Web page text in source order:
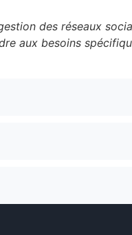
des réseaux
aux besoins